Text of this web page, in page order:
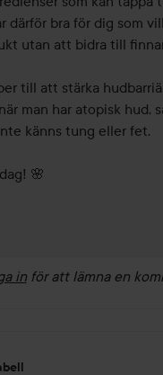
därför bra för dig som
utan att bidra till
till att stärka
man har atopisk hud,
känns tung eller fet.
🌸
in för att lämna en